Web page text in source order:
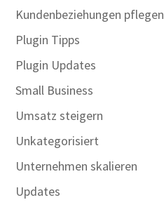
Kundenbeziehungen pflegen
Plugin Tipps
Plugin Updates
Small Business
Umsatz steigern
Unkategorisiert
Unternehmen skalieren
Updates